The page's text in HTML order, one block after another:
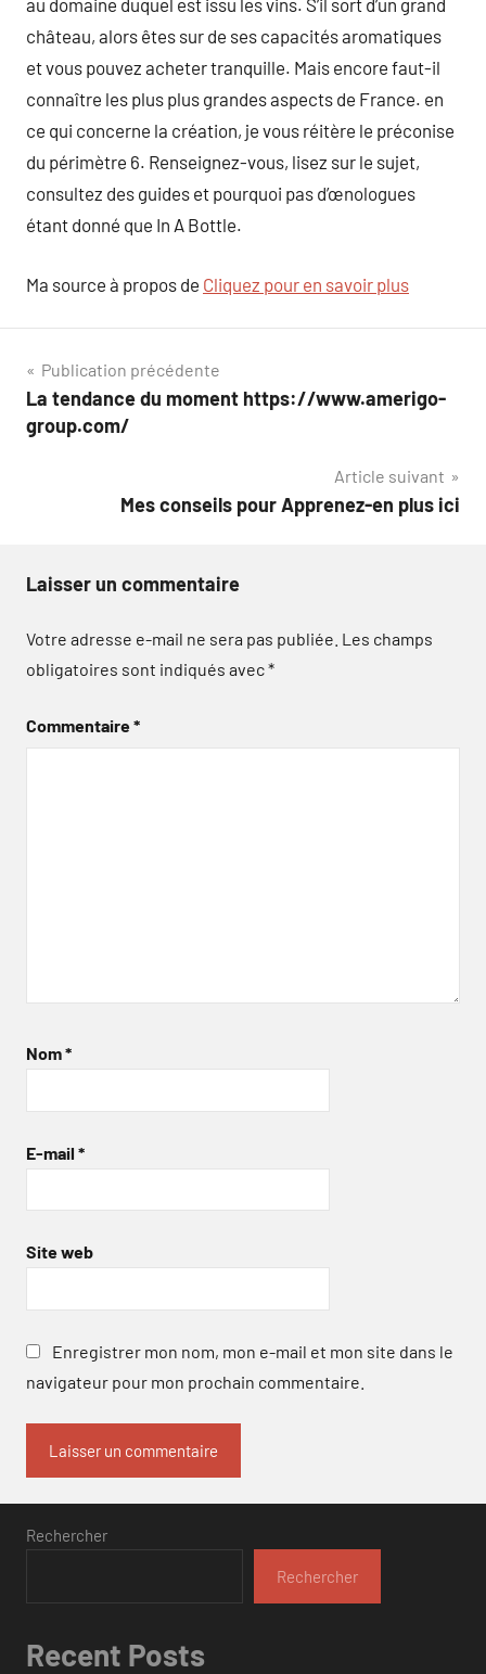
au domaine duquel est issu les vins. S’il sort d’un grand
château, alors êtes sur de ses capacités aromatiques
et vous pouvez acheter tranquille. Mais encore faut-il
connaître les plus plus grandes aspects de France. en
ce qui concerne la création, je vous réitère le préconise
du périmètre 6. Renseignez-vous, lisez sur le sujet,
consultez des guides et pourquoi pas d’œnologues
étant donné que In A Bottle.
Ma source à propos de Cliquez pour en savoir plus
Navigation
de
Publication précédente
La tendance du moment https://www.amerigo-
group.com/
Article suivant
Mes conseils pour Apprenez-en plus ici
Laisser un commentaire
Votre adresse e-mail ne sera pas publiée. Les champs
obligatoires sont indiqués avec*
Commentaire*
Nom*
E-mail *
Site web
Enregistrer mon nom, mon e-mail et mon site dans le
navigateur pour mon prochain commentaire.
Rechercher
Rechercher
Recent Posts